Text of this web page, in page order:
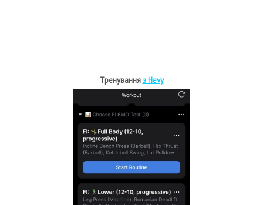
Тренуванняз Hevy